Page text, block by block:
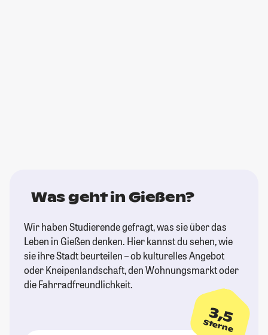
Was geht in Gießen?
Wir haben Studierende gefragt, was sie über das
Leben in Gießen denken. Hier kannst du sehen, wie
sie ihre Stadt beurteilen – ob kulturelles Angebot
oder Kneipenlandschaft, den Wohnungsmarkt oder
die Fahrradfreundlichkeit.
3,5
Sterne